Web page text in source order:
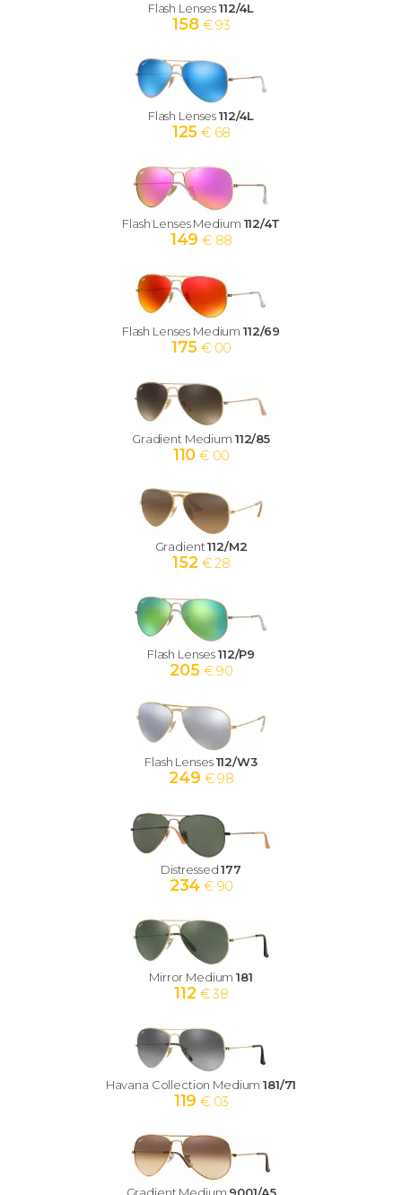
Flash Lenses112/4L
158 € 93
Flash Lenses112/4L
125 € 68
Flash Lenses Medium 112/4T
149 € 88
Flash Lenses Medium112/69
175 € 00
Gradient Medium 112/85
110 € 00
Gradient112/M2
152 € 28
Flash Lenses112/P9
205 € 90
Flash Lenses112/W3
249 € 98
Distressed177
234 € 90
Mirror Medium181
112 € 38
Havana Collection Medium181/71
119 € 03